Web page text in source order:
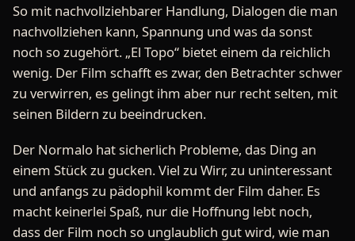
So mit nachvollziehbarer Handlung, Dialogen die man
nachvollziehen kann, Spannung und was da sonst
noch so zugehört. „El Topo“ bietet einem da reichlich
wenig. Der Film schafft es zwar, den Betrachter schwer
zu verwirren, es gelingt ihm aber nur recht selten, mit
seinen Bildern zu beeindrucken.
Der Normalo hat sicherlich Probleme, das Ding an
einem Stück zu gucken. Viel zu Wirr, zu uninteressant
und anfangs zu pädophil kommt der Film daher. Es
macht keinerlei Spaß, nur die Hoffnung lebt noch,
dass der Film noch so unglaublich gut wird, wie man